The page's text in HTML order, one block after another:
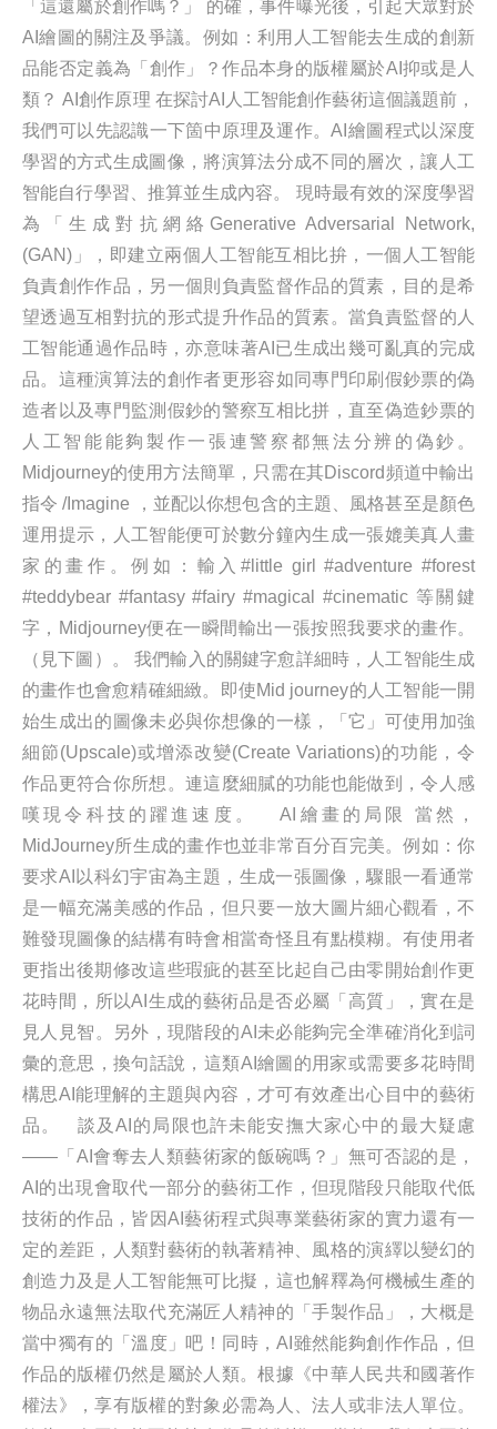
「這還屬於創作嗎？」 的確，事件曝光後，引起大眾對於
AI繪圖的關注及爭議。例如：利用人工智能去生成的創新
品能否定義為「創作」？作品本身的版權屬於AI抑或是人
類？ AI創作原理 在探討AI人工智能創作藝術這個議題前，
我們可以先認識一下箇中原理及運作。AI繪圖程式以深度
學習的方式生成圖像，將演算法分成不同的層次，讓人工
智能自行學習、推算並生成內容。 現時最有效的深度學習
為「生成對抗網絡Generative Adversarial Network,
(GAN)」，即建立兩個人工智能互相比拚，一個人工智能
負責創作作品，另一個則負責監督作品的質素，目的是希
望透過互相對抗的形式提升作品的質素。當負責監督的人
工智能通過作品時，亦意味著AI已生成出幾可亂真的完成
品。這種演算法的創作者更形容如同專門印刷假鈔票的偽
造者以及專門監測假鈔的警察互相比拼，直至偽造鈔票的
人工智能能夠製作一張連警察都無法分辨的偽鈔。
Midjourney的使用方法簡單，只需在其Discord頻道中輸出
指令 /Imagine ，並配以你想包含的主題、風格甚至是顏色
運用提示，人工智能便可於數分鐘內生成一張媲美真人畫
家的畫作。例如：輸入#little girl #adventure #forest
#teddybear #fantasy #fairy #magical #cinematic 等關鍵
字，Midjourney便在一瞬間輸出一張按照我要求的畫作。
（見下圖）。 我們輸入的關鍵字愈詳細時，人工智能生成
的畫作也會愈精確細緻。即使Mid journey的人工智能一開
始生成出的圖像未必與你想像的一樣，「它」可使用加強
細節(Upscale)或增添改變(Create Variations)的功能，令
作品更符合你所想。連這麼細膩的功能也能做到，令人感
嘆現令科技的躍進速度。 AI繪畫的局限 當然，
MidJourney所生成的畫作也並非常百分百完美。例如：你
要求AI以科幻宇宙為主題，生成一張圖像，驟眼一看通常
是一幅充滿美感的作品，但只要一放大圖片細心觀看，不
難發現圖像的結構有時會相當奇怪且有點模糊。有使用者
更指出後期修改這些瑕疵的甚至比起自己由零開始創作更
花時間，所以AI生成的藝術品是否必屬「高質」，實在是
見人見智。另外，現階段的AI未必能夠完全準確消化到詞
彙的意思，換句話說，這類AI繪圖的用家或需要多花時間
構思AI能理解的主題與內容，才可有效產出心目中的藝術
品。 談及AI的局限也許未能安撫大家心中的最大疑慮
——「AI會奪去人類藝術家的飯碗嗎？」無可否認的是，
AI的出現會取代一部分的藝術工作，但現階段只能取代低
技術的作品，皆因AI藝術程式與專業藝術家的實力還有一
定的差距，人類對藝術的執著精神、風格的演繹以變幻的
創造力及是人工智能無可比擬，這也解釋為何機械生產的
物品永遠無法取代充滿匠人精神的「手製作品」，大概是
當中獨有的「溫度」吧！同時，AI雖然能夠創作作品，但
作品的版權仍然是屬於人類。根據《中華人民共和國著作
權法》，享有版權的對象必需為人、法人或非法人單位。